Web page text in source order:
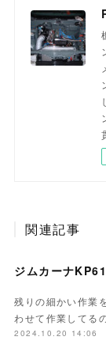
関連記事
ジムカーナ
残りの細かい作業
わせて作業してる
2024.10.20 14:06